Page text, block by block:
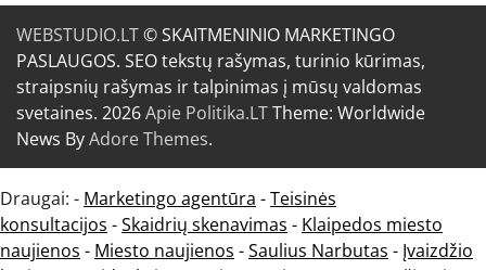
WEBSTUDIO.LT© SKAITMENINIO MARKETINGO
PASLAUGOS. SEO tekstų rašymas, turinio kūrimas,
straipsnių rašymas ir talpinimas į mūsų valdomas
svetaines. 2026Apie Politika.LTTheme: Worldwide
News ByAdore Themes.
Draugai: - Marketingo agentūra -Teisinės
konsultacijos -Skaidrių skenavimas - Klaipedos miesto
naujienos - Miesto naujienos -Saulius Narbutas - Įvaizdžio